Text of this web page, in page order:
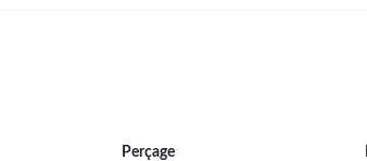
Perçage